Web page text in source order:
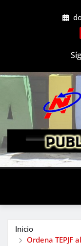
Inicio
Ordena TEPJF